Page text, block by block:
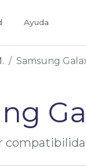
Ayuda
Samsung